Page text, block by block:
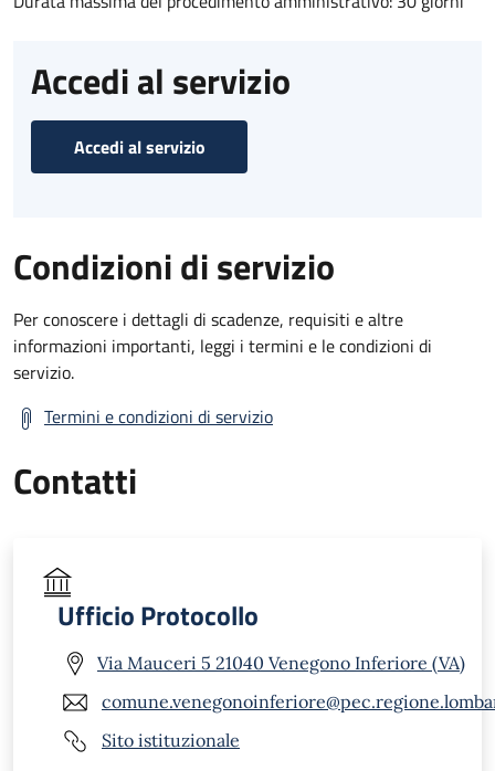
Accedi al servizio
Accedi al servizio
Condizioni di servizio
Per conoscere i dettagli di scadenze, requisiti e altre
informazioni importanti, leggi i termini e le condizioni di
servizio.
Termini e condizioni di servizio
Contatti
Ufficio Protocollo
Via Mauceri 5 21040 Venegono Inferiore (VA)
Sito istituzionale